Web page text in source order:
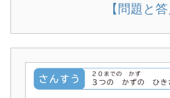
【問題と答